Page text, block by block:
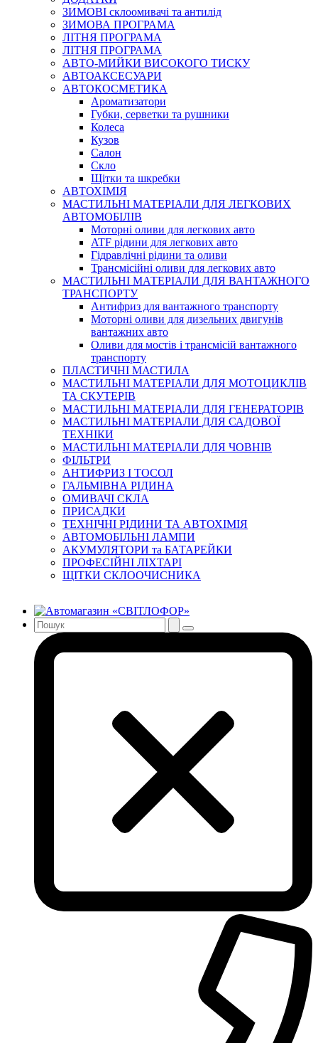
ЗИМОВІ склоомивачі та антилід
ЗИМОВА ПРОГРАМА
ЛІТНЯ ПРОГРАМА
ЛІТНЯ ПРОГРАМА
АВТО-МИЙКИ ВИСОКОГО ТИСКУ
АВТОАКСЕСУАРИ
АВТОКОСМЕТИКА
Ароматизатори
Губки, серветки та рушники
Колеса
Кузов
Салон
Скло
Щітки та шкребки
АВТОХІМІЯ
МАСТИЛЬНІ МАТЕРІАЛИ ДЛЯ ЛЕГКОВИХ
АВТОМОБІЛІВ
Моторні оливи для легкових авто
ATF рідини для легкових авто
Гідравлічні рідини та оливи
Трансмісійні оливи для легкових авто
МАСТИЛЬНІ МАТЕРІАЛИ ДЛЯ ВАНТАЖНОГО
ТРАНСПОРТУ
Антифриз для вантажного транспорту
Моторні оливи для дизельних двигунів
вантажних авто
Оливи для мостів і трансмісій вантажного
транспорту
ПЛАСТИЧНІ МАСТИЛА
МАСТИЛЬНІ МАТЕРІАЛИ ДЛЯ МОТОЦИКЛІВ
ТА СКУТЕРІВ
МАСТИЛЬНІ МАТЕРІАЛИ ДЛЯ ГЕНЕРАТОРІВ
МАСТИЛЬНІ МАТЕРІАЛИ ДЛЯ САДОВОЇ
ТЕХНІКИ
МАСТИЛЬНІ МАТЕРІАЛИ ДЛЯ ЧОВНІВ
ФІЛЬТРИ
АНТИФРИЗ І ТОСОЛ
ГАЛЬМІВНА РІДИНА
ОМИВАЧІ СКЛА
ПРИСАДКИ
ТЕХНІЧНІ РІДИНИ ТА АВТОХІМІЯ
АВТОМОБІЛЬНІ ЛАМПИ
АКУМУЛЯТОРИ та БАТАРЕЙКИ
ПРОФЕСІЙНІ ЛІХТАРІ
ЩІТКИ СКЛООЧИСНИКА